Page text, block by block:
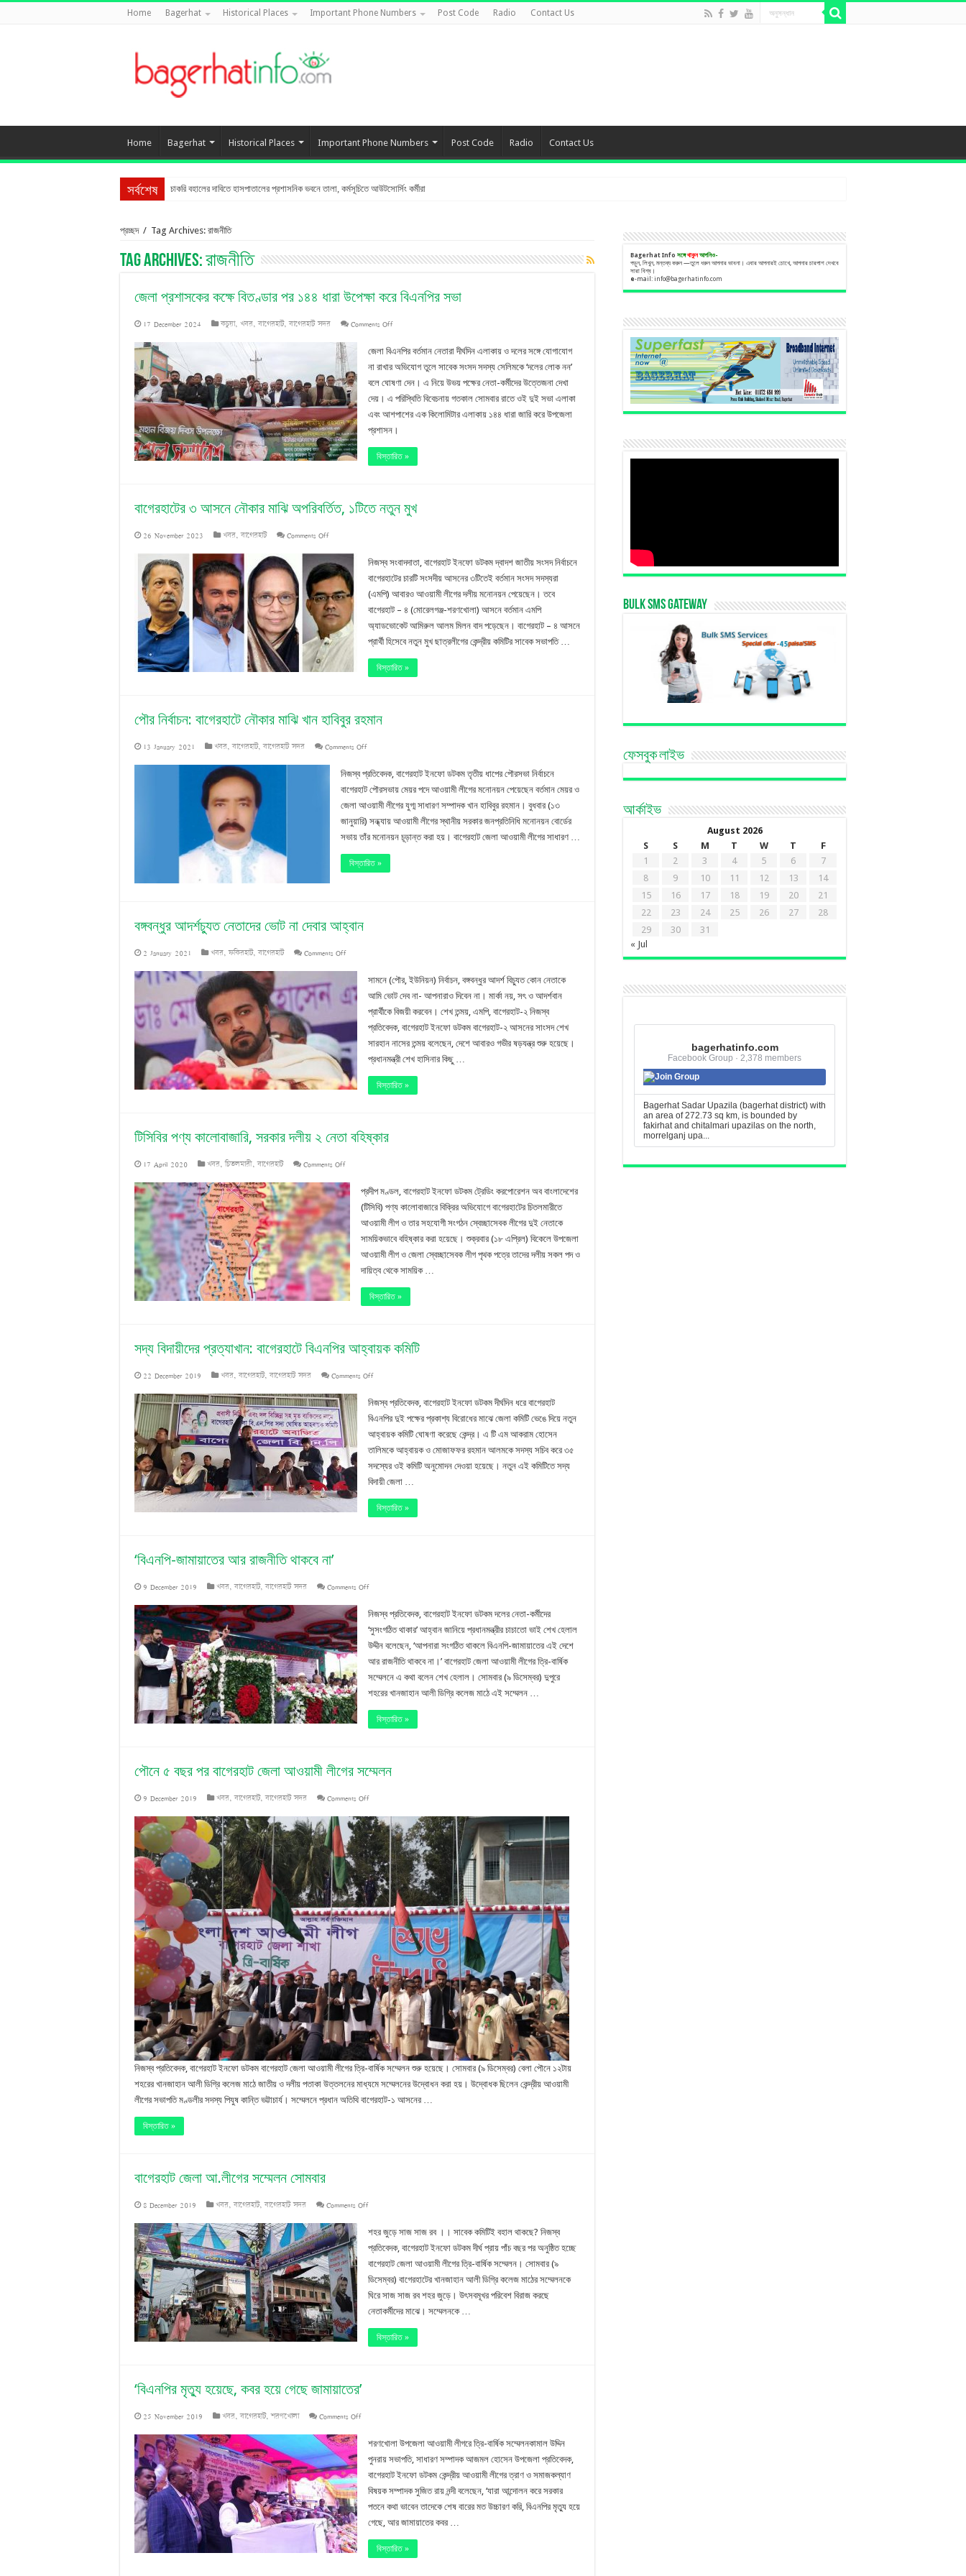
Home Bagerhat Historical Places Important Phone Numbers Post Code Radio Contact Us
Home Bagerhat Historical Places Important Phone Numbers Post Code Radio Contact Us
সর্বশেষ চাকরি বহালের দাবিতে হাসপাতালের প্রশাসনিক ভবনে তালা, কর্মসূচিতে আউটসোর্সিং কর্মীরা
প্রচ্ছদ / Tag Archives: রাজনীতি
Tag Archives:রাজনীতি
জেলা প্রশাসকের কক্ষে বিতণ্ডার পর ১৪৪ ধারা উপেক্ষা করে বিএনপির সভা
17 December 2024 কচুয়া, খবর,বাগেরহাট,বাগেরহাট সদর Comments Offon
জেলা
প্রশাসকের
কক্ষে
বিতণ্ডার
পর
১৪৪
করে
সভা
জেলা বিএনপির বর্তমান নেতারা দীর্ঘদিন এলাকায় ও দলের সঙ্গে যোগাযোগ
না রাখার অভিযোগ তুলে সাবেক সংসদ সদস্য সেলিমকে ‘দলের লোক নন’
বলে ঘোষণা দেন। এ নিয়ে উভয় পক্ষের নেতা-কর্মীদের উত্তেজনা দেখা
দেয়। এ পরিস্থিতি বিবেচনায় গতকাল সোমবার রাতে ওই দুই সভা এলাকা
এবং আশপাশের এক কিলোমিটার এলাকায় ১৪৪ ধারা জারি করে উপজেলা
প্রশাসন।
বিস্তারিত »
বাগেরহাটের ৩ আসনে নৌকার মাঝি অপরিবর্তিত, ১টিতে নতুন মুখ
26 November 2023 খবর,বাগেরহাট Comments Offon
বাগেরহাটের
৩
আসনে
নৌকার
মাঝি
অপরিবর্তিত,
মুখ
নিজস্ব সংবাদদাতা, বাগেরহাট ইনফো ডটকম দ্বাদশ জাতীয় সংসদ নির্বাচনে
বাগেরহাটের চারটি সংসদীয় আসনের ৩টিতেই বর্তমান সংসদ সদস্যরা
(এমপি) আবারও আওয়ামী লীগের দলীয় মনোনয়ন পেয়েছেন। তবে
বাগেরহাট – ৪ (মোরেলগঞ্জ-শরণখোলা) আসনে বর্তমান এমপি
অ্যাডভোকেট আমিরুল আলম মিলন বাদ পড়েছেন। বাগেরহাট – ৪ আসনে
প্রার্থী হিসেবে নতুন মুখ ছাত্রলীগের কেন্দ্রীয় কমিটির সাবেক সভাপতি …
বিস্তারিত »
পৌর নির্বাচন: বাগেরহাটে নৌকার মাঝি খান হাবিবুর রহমান
13 January 2021 খবর,বাগেরহাট,বাগেরহাট সদর Comments Offon
পৌর
নির্বাচন:
বাগেরহাটে
নৌকার
মাঝি
খান
নিজস্ব প্রতিবেদক, বাগেরহাট ইনফো ডটকম তৃতীয় ধাপের পৌরসভা নির্বাচনে
বাগেরহাট পৌরসভায় মেয়র পদে আওয়ামী লীগের মনোনয়ন পেয়েছেন বর্তমান মেয়র ও
জেলা আওয়ামী লীগের যুগ্ম সাধারণ সম্পাদক খান হাবিবুর রহমান। বুধবার (১৩
জানুয়ারি) সন্ধ্যায় আওয়ামী লীগের স্থানীয় সরকার জনপ্রতিনিধি মনোনয়ন বোর্ডের
সভায় তাঁর মনোনয়ন চূড়ান্ত করা হয়। বাগেরহাট জেলা আওয়ামী লীগের সাধারণ …
বিস্তারিত »
বঙ্গবন্ধুর আদর্শচ্যুত নেতাদের ভোট না দেবার আহ্বান
2 January 2021 খবর,ফকিরহাট,বাগেরহাট Comments Offon
বঙ্গবন্ধুর
আদর্শচ্যুত
নেতাদের
ভোট
না
দেবার
সামনে (পৌর, ইউনিয়ন) নির্বাচন, বঙ্গবন্ধুর আদর্শ বিচ্যুত কোন নেতাকে
আমি ভোট দেব না- আপনারাও দিবেন না। মার্কা নয়, সৎ ও আদর্শবান
প্রার্থীকে বিজয়ী করবেন। শেখ তন্ময়, এমপি, বাগেরহাট-২ নিজস্ব
প্রতিবেদক, বাগেরহাট ইনফো ডটকম বাগেরহাট-২ আসনের সাংসদ শেখ
সারহান নাসের তন্ময় বলেছেন, দেশে আবারও গভীর ষড়যন্ত্র শুরু হয়েছে।
প্রধানমন্ত্রী শেখ হাসিনার কিছু …
বিস্তারিত »
টিসিবির পণ্য কালোবাজারি, সরকার দলীয় ২ নেতা বহিষ্কার
17 April 2020 খবর,চিতলমারী,বাগেরহাট Comments Offon
টিসিবির
কালোবাজারি,
সরকার
দলীয়
২
প্রদীপ মণ্ডল, বাগেরহাট ইনফো ডটকম ট্রেডিং করপোরেশন অব বাংলাদেশের
(টিসিবি) পণ্য কালোবাজারে বিক্রির অভিযোগে বাগেরহাটের চিতলমারীতে
আওয়ামী লীগ ও তার সহযোগী সংগঠন স্বেচ্ছাসেবক লীগের দুই নেতাকে
সাময়িকভাবে বহিষ্কার করা হয়েছে। শুক্রবার (১৮ এপ্রিল) বিকেলে উপজেলা
আওয়ামী লীগ ও জেলা স্বেচ্ছাসেবক লীগ পৃথক পত্রে তাদের দলীয় সকল পদ ও
দায়িত্ব থেকে সাময়িক …
বিস্তারিত »
সদ্য বিদায়ীদের প্রত্যাখান: বাগেরহাটে বিএনপির আহ্বায়ক কমিটি
22 December 2019 খবর,বাগেরহাট,বাগেরহাট সদর Comments Offon
বিদায়ীদের
প্রত্যাখান:
বাগেরহাটে
বিএনপির
আহ্বায়ক
নিজস্ব প্রতিবেদক, বাগেরহাট ইনফো ডটকম দীর্ঘদিন ধরে বাগেরহাট
বিএনপির দুই পক্ষের প্রকাশ্য বিরোধের মাঝে জেলা কমিটি ভেঙে দিয়ে নতুন
আহ্বায়ক কমিটি ঘোষণা করেছে কেন্দ্র। এ টি এম আকরাম হোসেন
তালিমকে আহ্বায়ক ও মোজাফফর রহমান আলমকে সদস্য সচিব করে ৩৫
সদস্যের ওই কমিটি অনুমোদন দেওয়া হয়েছে। নতুন এই কমিটিতে সদ্য
বিদায়ী জেলা …
বিস্তারিত »
‘বিএনপি-জামায়াতের আর রাজনীতি থাকবে না’
9 December 2019 খবর,বাগেরহাট,বাগেরহাট সদর Comments Offon
‘বিএনপি-
জামায়াতের
আর
রাজনীতি
থাকবে
নিজস্ব প্রতিবেদক, বাগেরহাট ইনফো ডটকম দলের নেতা-কর্মীদের
‘সুসংগঠিত থাকার’ আহ্বান জানিয়ে প্রধানমন্ত্রীর চাচাতো ভাই শেখ হেলাল
উদ্দীন বলেছেন, ‘আপনারা সংগঠিত থাকলে বিএনপি-জামায়াতের এই দেশে
আর রাজনীতি থাকবে না।’ বাগেরহাট জেলা আওয়ামী লীগের ত্রি-বার্ষিক
সম্মেলনে এ কথা বলেন শেখ হেলাল। সোমবার (৯ ডিসেম্বর) দুপুরে
শহরের খানজাহান আলী ডিগ্রি কলেজ মাঠে এই সম্মেলন …
বিস্তারিত »
পৌনে ৫ বছর পর বাগেরহাট জেলা আওয়ামী লীগের সম্মেলন
9 December 2019 খবর,বাগেরহাট,বাগেরহাট সদর Comments Offon
পৌনে
৫
বছর
পর
বাগেরহাট
জেলা
আওয়ামী
লীগের
সম্মেলন
নিজস্ব প্রতিবেদক, বাগেরহাট ইনফো ডটকম বাগেরহাট জেলা আওয়ামী লীগের ত্রি-বার্ষিক সম্মেলন শুরু হয়েছে। সোমবার (৯ ডিসেম্বর) বেলা পৌনে ১২টায়
শহরের খানজাহান আলী ডিগ্রি কলেজ মাঠে জাতীয় ও দলীয় পতাকা উত্তলনের মাধ্যমে সম্মেলনের উদ্বোধন করা হয়। উদ্বোধক ছিলেন কেন্দ্রীয় আওয়ামী
লীগের সভাপতি মণ্ডলীর সদস্য পিযুষ কান্তি ভট্টাচার্য। সম্মেলনে প্রধান অতিথি বাগেরহাট-১ আসনের …
বিস্তারিত »
বাগেরহাট জেলা আ.লীগের সম্মেলন সোমবার
8 December 2019 খবর,বাগেরহাট,বাগেরহাট সদর Comments Offon
বাগেরহাট
জেলা
আ.লীগের
সম্মেলন
সোমবার
শহর জুড়ে সাজ সাজ রব ।। সাবেক কমিটিই বহাল থাকছে? নিজস্ব
প্রতিবেদক, বাগেরহাট ইনফো ডটকম দীর্ঘ প্রায় পাঁচ বছর পর অনুষ্ঠিত হচ্ছে
বাগেরহাট জেলা আওয়ামী লীগের ত্রি-বার্ষিক সম্মেলন। সোমবার (৯
ডিসেম্বর) বাগেরহাটের খানজাহান আলী ডিগ্রি কলেজ মাঠের সম্মেলনকে
ঘিরে সাজ সাজ রব শহর জুড়ে। উৎসবমূখর পরিবেশ বিরাজ করছে
নেতাকর্মীদের মাঝে। সম্মেলনকে …
বিস্তারিত »
‘বিএনপির মৃত্যু হয়েছে, কবর হয়ে গেছে জামায়াতের’
25 November 2019 খবর,বাগেরহাট,শরণখোলা Comments Offon
‘বিএনপির
মৃত্যু
হয়েছে,
কবর
হয়ে
শরণখোলা উপজেলা আওয়ামী লীগরে ত্রি-বার্ষিক সম্মেলনকামাল উদ্দিন
পুনরায় সভাপতি, সাধারণ সম্পাদক আজমল হোসেন উপজেলা প্রতিবেদক,
বাগেরহাট ইনফো ডটকম কেন্দ্রীয় আওয়ামী লীগের ত্রাণ ও সমাজকল্যাণ
বিষয়ক সম্পাদক সুজিত রায় নন্দী বলেছেন, ‘যারা আন্দোলন করে সরকার
পতনে কথা ভাবেন তাদেকে শেষ বারের মত উচ্চারণ করি, বিএনপির মৃত্যু হয়ে
গেছে, আর জামায়াতের কবর …
বিস্তারিত »
Bagerhat Info সঙ্গেথাকুনআপনিও-
পড়ুন, লিখুন, মন্তব্য করুন —তুলে ধরুন আপনার ভাবনা। এবার আপনারই চোখে, আপনার চারপাশ দেখবে
সারা বিশ্ব।
e-mail: info@bagerhatinfo.com
Bulk SMS Gateway
ফেসবুক লাইভ
আর্কাইভ
August 2026
S
S M T W T
F
1
2 3 4 5 6
7
8
9 10 11 12 13
14
15
16 17 18 19 20
21
22
23 24 25 26 27
28
29
30
31
« Jul
bagerhatinfo.com
Facebook Group · 2,378 members
Join Group
Bagerhat Sadar Upazila (bagerhat district) with
an area of 272.73 sq km, is bounded by
fakirhat and chitalmari upazilas on the north,
morrelganj upa...